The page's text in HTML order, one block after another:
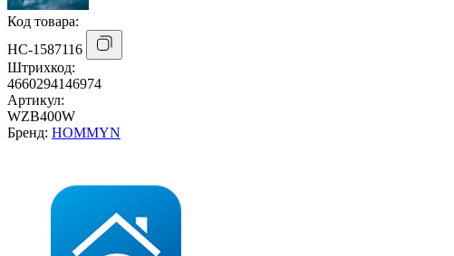
Код товара:
НС-1587116
Штрихкод:
4660294146974
Артикул:
WZB400W
Бренд: HOMMYN